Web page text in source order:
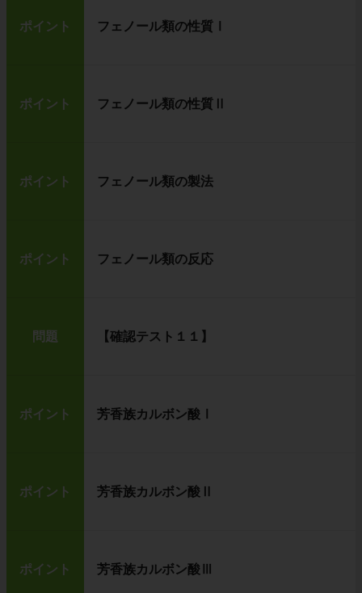
ポイント フェノール類の性質Ⅰ
ポイント フェノール類の性質Ⅱ
ポイント フェノール類の製法
ポイント フェノール類の反応
問題 【確認テスト１１】
ポイント 芳香族カルボン酸Ⅰ
ポイント 芳香族カルボン酸Ⅱ
ポイント 芳香族カルボン酸Ⅲ